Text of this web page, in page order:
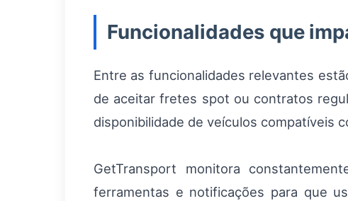
Funcionalidades que
Entre as funcionalidades relevantes
de aceitar fretes spot ou contratos
disponibilidade de veículos compatíveis
GetTransport monitora
ferramentas e notificações para que